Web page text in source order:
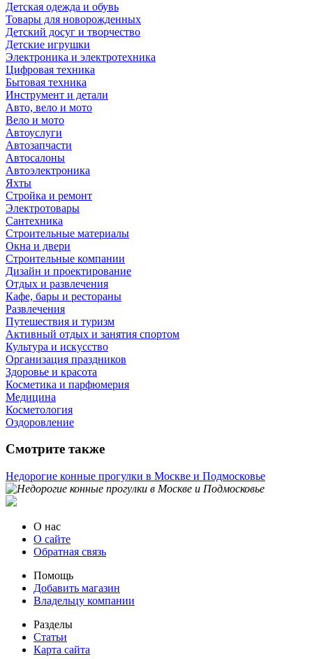
Детская одежда и обувь
Товары для новорожденных
Детский досуг и творчество
Детские игрушки
Электроника и электротехника
Цифровая техника
Бытовая техника
Инструмент и детали
Авто, вело и мото
Вело и мото
Автоуслуги
Автозапчасти
Автосалоны
Автоэлектроника
Яхты
Стройка и ремонт
Электротовары
Сантехника
Строительные материалы
Окна и двери
Строительные компании
Дизайн и проектирование
Отдых и развлечения
Кафе, бары и рестораны
Развлечения
Путешествия и туризм
Активный отдых и занятия спортом
Культура и искусство
Организация праздников
Здоровье и красота
Косметика и парфюмерия
Медицина
Косметология
Оздоровление
Смотрите также
Недорогие конные прогулки в Москве и Подмосковье
О нас
О сайте
Обратная связь
Помощь
Добавить магазин
Владельцу компании
Разделы
Статьи
Карта сайта